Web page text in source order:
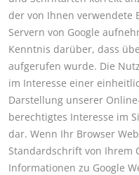
der von Ihnen verwendete
Servern von Google
Kenntnis darüber, dass
aufgerufen wurde. Die
im Interesse einer
Darstellung unserer
berechtigtes Interesse im
dar. Wenn Ihr Browser
Standardschrift von Ihrem
Informationen zu Google